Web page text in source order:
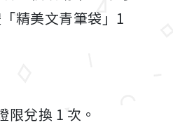
精美文青筆袋」1
限兌換 1 次。